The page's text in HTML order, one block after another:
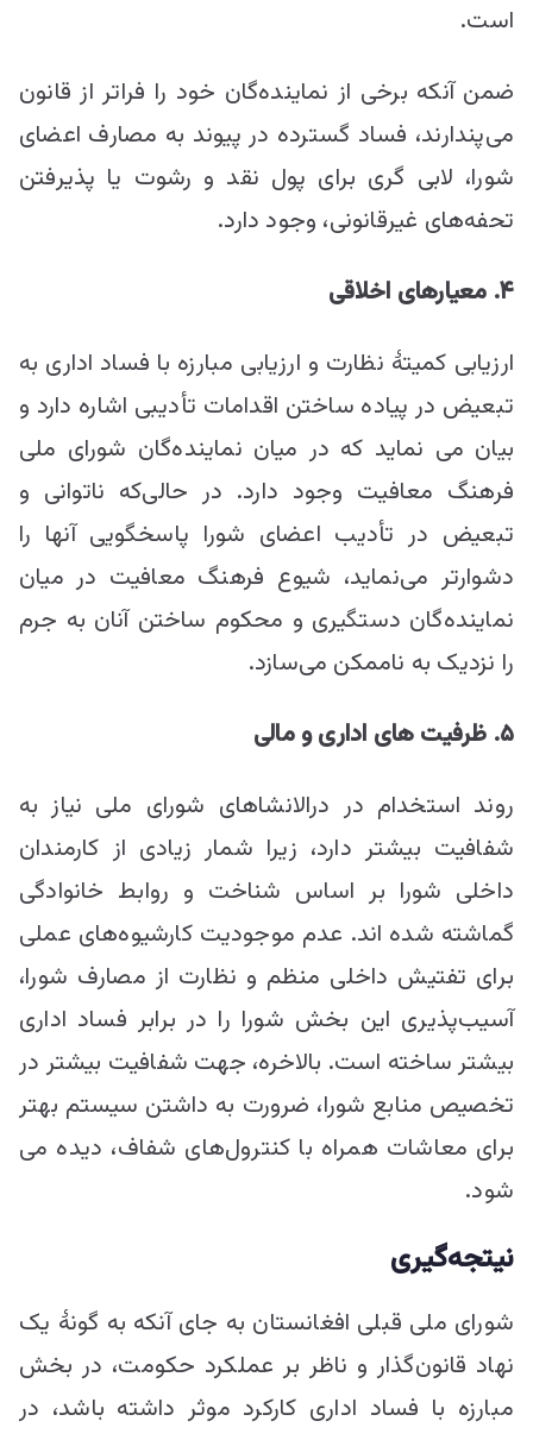
است.
ضمن آنکه برخی از نماینده‌گان خود را فراتر از قانون
می‌پندارند، فساد گسترده در پیوند به مصارف اعضای
شورا، لابی گری برای پول نقد و رشوت یا پذیرفتن
تحفه‌های غیرقانونی، وجود دارد.
۴. معیارهای اخلاقی
ارزیابی کمیتۀ نظارت و ارزیابی مبارزه با فساد اداری به
تبعیض در پیاده ساختن اقدامات تأدیبی اشاره دارد و
بیان می نماید که در میان نماینده‌گان شورای ملی
فرهنگ معافیت وجود دارد. در حالی‌که ناتوانی و
تبعیض در تأدیب اعضای شورا پاسخگویی آنها را
دشوارتر می‌نماید، شیوع فرهنگ معافیت در میان
نماینده‌گان دستگیری و محکوم ساختن آنان به جرم
را نزدیک به ناممکن می‌سازد.
۵. ظرفیت های اداری و مالی
روند استخدام در درالانشاهای شورای ملی نیاز به
شفافیت بیشتر دارد، زیرا شمار زیادی از کارمندان
داخلی شورا بر اساس شناخت و روابط خانوادگی
گماشته شده اند. عدم موجودیت کارشیوه‌های عملی
برای تفتیش داخلی منظم و نظارت از مصارف شورا،
آسیب‌پذیری این بخش شورا را در برابر فساد اداری
بیشتر ساخته است. بالاخره، جهت شفافیت بیشتر در
تخصیص منابع شورا، ضرورت به داشتن سیستم بهتر
برای معاشات همراه با کنترول‌های شفاف، دیده می
شود.
نیتجه‌گیری
شورای ملی قبلی افغانستان به جای آنکه به گونۀ یک
نهاد قانون‌گذار و ناظر بر عملکرد حکومت، در بخش
مبارزه با فساد اداری کارکرد موثر داشته باشد، در